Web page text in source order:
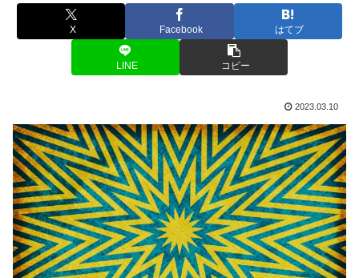
X Facebook はてブ
LINE コピー
2023.03.10